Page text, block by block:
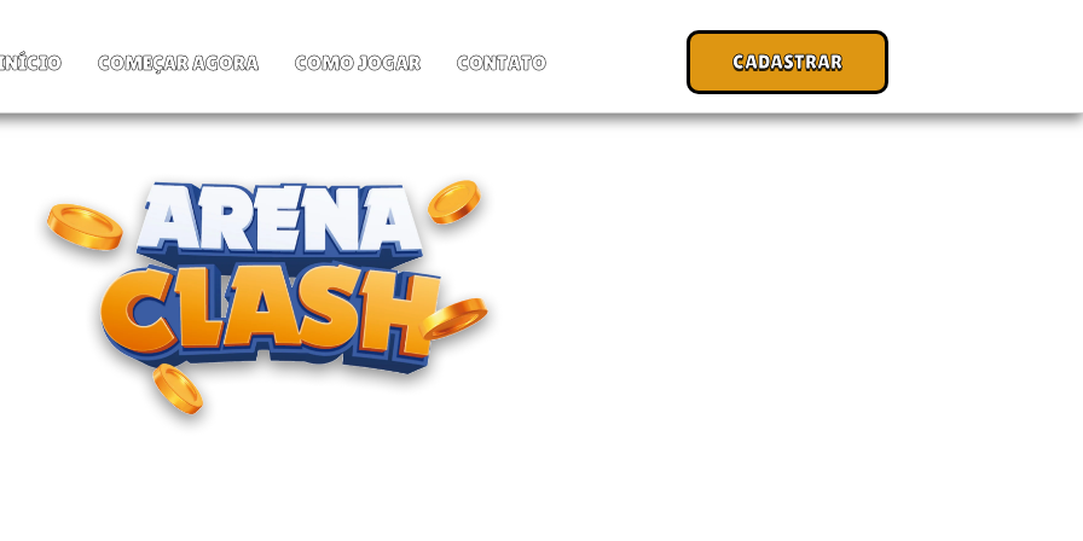
COMEÇAR AGORA COMO JOGAR CONTATO CADASTRAR